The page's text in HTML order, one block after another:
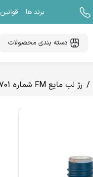
برند ها قوانین
دسته بندی محصولات
رژ لب مایع FM شماره 701